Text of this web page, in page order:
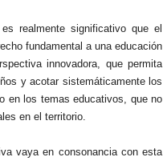
realmente significativo que el
fundamental a una educación
innovadora, que permita
y acotar sistemáticamente los
en los temas educativos, que no
en el territorio.
vaya en consonancia con esta